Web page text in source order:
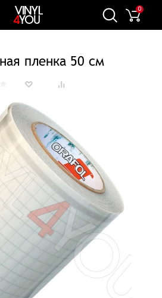
0
пленка 50 см